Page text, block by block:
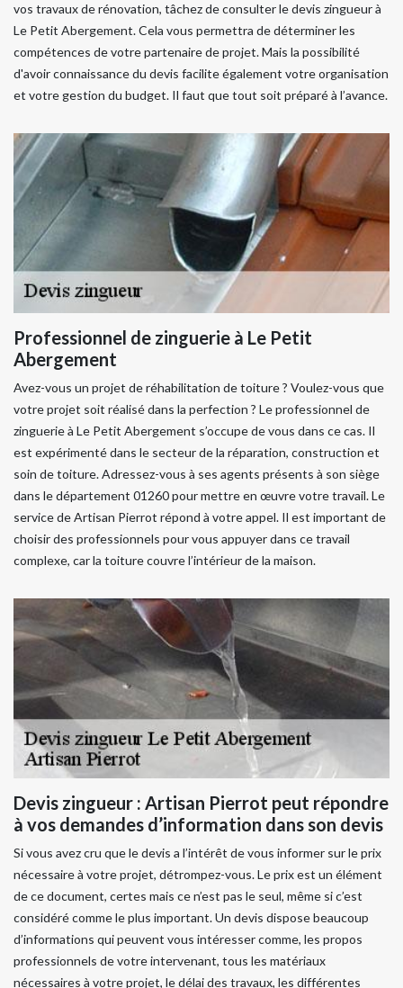
vos travaux de rénovation, tâchez de consulter le devis zingueur à
Le Petit Abergement. Cela vous permettra de déterminer les
compétences de votre partenaire de projet. Mais la possibilité
d'avoir connaissance du devis facilite également votre organisation
et votre gestion du budget. Il faut que tout soit préparé à l’avance.
Professionnel de zinguerie à Le Petit
Abergement
Avez-vous un projet de réhabilitation de toiture ? Voulez-vous que
votre projet soit réalisé dans la perfection ? Le professionnel de
zinguerie à Le Petit Abergement s’occupe de vous dans ce cas. Il
est expérimenté dans le secteur de la réparation, construction et
soin de toiture. Adressez-vous à ses agents présents à son siège
dans le département 01260 pour mettre en œuvre votre travail. Le
service de Artisan Pierrot répond à votre appel. Il est important de
choisir des professionnels pour vous appuyer dans ce travail
complexe, car la toiture couvre l’intérieur de la maison.
Devis zingueur : Artisan Pierrot peut répondre
à vos demandes d’information dans son devis
Si vous avez cru que le devis a l’intérêt de vous informer sur le prix
nécessaire à votre projet, détrompez-vous. Le prix est un élément
de ce document, certes mais ce n’est pas le seul, même si c’est
considéré comme le plus important. Un devis dispose beaucoup
d’informations qui peuvent vous intéresser comme, les propos
professionnels de votre intervenant, tous les matériaux
nécessaires à votre projet, le délai des travaux, les différentes